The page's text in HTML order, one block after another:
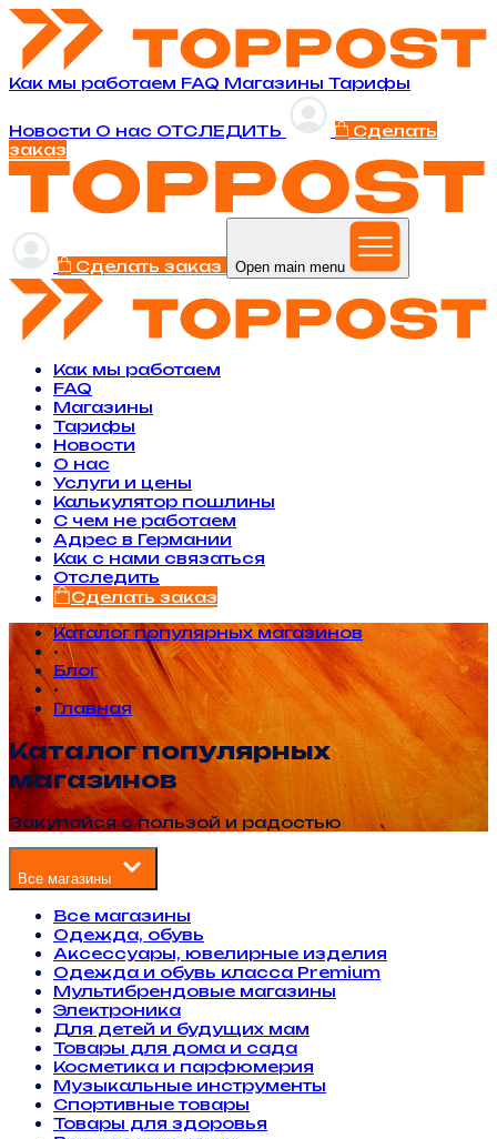
Как мы работаем FAQ Магазины Тарифы
Новости O нас ОТСЛЕДИТЬ
Сделать
заказ
Сделать заказ Open main menu
Как мы работаем
FAQ
Магазины
Тарифы
Новости
O нас
Услуги и цены
Калькулятор пошлины
С чем не работаем
Адрес в Германии
Как с нами связаться
Отследить
Сделать заказ
Каталог популярных магазинов
•
Блог
•
Главная
Каталог популярных
магазинов
Закупайся с пользой и радостью
Все магазины
Все магазины
Одежда, обувь
Аксессуары, ювелирные изделия
Одежда и обувь класса Premium
Мультибрендовые магазины
Электроника
Для детей и будущих мам
Товары для дома и сада
Косметика и парфюмерия
Музыкальные инструменты
Спортивные товары
Товары для здоровья